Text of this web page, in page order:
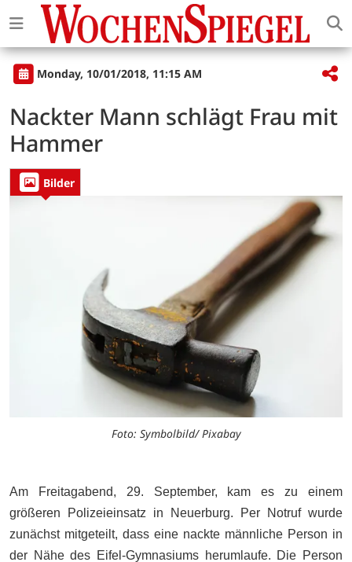
Monday, 10/01/2018, 11:15 AM
Nackter Mann schlägt Frau mit
Hammer
Bilder
Foto: Symbolbild/ Pixabay
Am Freitagabend, 29. September, kam es zu einem
größeren Polizeieinsatz in Neuerburg. Per Notruf wurde
zunächst mitgeteilt, dass eine nackte männliche Person in
der Nähe des Eifel-Gymnasiums herumlaufe. Die Person